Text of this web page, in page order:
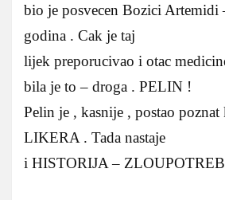
bio je posvecen Bozici Artemidi
godina . Cak je taj
lijek preporucivao i otac
bila je to – droga . PELIN !
Pelin je , kasnije , postao poznat
LIKERA . Tada nastaje
i HISTORIJA –